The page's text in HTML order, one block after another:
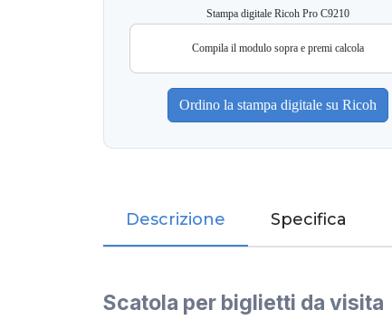
Stampa digitale Ricoh Pro C9210
Compila il modulo sopra e premi calcola
Descrizione Specifica
Scatola per biglietti da visita